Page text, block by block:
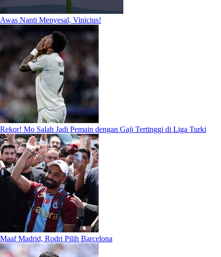
Awas Nanti Menyesal, Vinicius!
Rekor! Mo Salah Jadi Pemain dengan Gaji Tertinggi di Liga Turki
Maaf Madrid, Rodri Pilih Barcelona